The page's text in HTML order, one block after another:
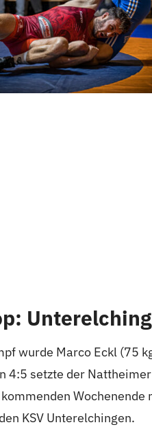
wurde Marco Eckl (75
4:5 setzte der
KSV Unterelchingen.